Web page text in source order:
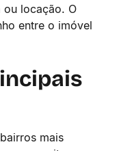
ou locação. O
entre o imóvel
mais